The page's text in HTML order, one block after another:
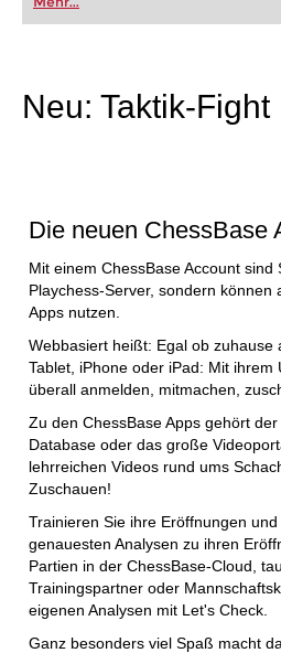
FRITZ trainieren Sie effizienter,
individueller als je zuvor.
Neu: Taktik-Fight
Die neuen ChessBase
Mit einem ChessBase Account
Playchess-Server, sondern
Apps nutzen.
Webbasiert heißt: Egal ob
Tablet, iPhone oder iPad: Mit
überall anmelden, mitmachen,
Zu den ChessBase Apps gehört
Database oder das große
lehrreichen Videos rund ums
Zuschauen!
Trainieren Sie ihre Eröffnungen
genauesten Analysen zu ihren
Partien in der ChessBase-Cloud,
Trainingspartner oder
eigenen Analysen mit Let's Check.
Ganz besonders viel Spaß macht